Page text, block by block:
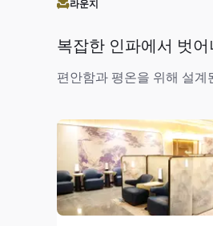
라운지
복잡한 인파에서 벗어
편안함과 평온을 위해 설